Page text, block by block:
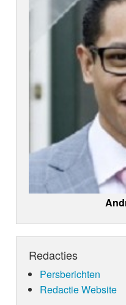
Redacties
Persberichten
Redactie Website